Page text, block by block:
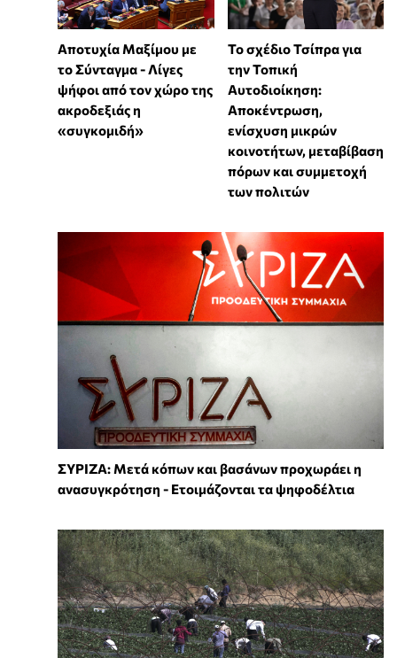
Αποτυχία Μαξίμου με
το Σύνταγμα - Λίγες
ψήφοι από τον χώρο της
ακροδεξιάς η
«συγκομιδή»
Το σχέδιο Τσίπρα για
την Τοπική
Αυτοδιοίκηση:
Αποκέντρωση,
ενίσχυση μικρών
κοινοτήτων, μεταβίβαση
πόρων και συμμετοχή
των πολιτών
ΣΥΡΙΖΑ: Μετά κόπων και βασάνων προχωράει η
ανασυγκρότηση - Ετοιμάζονται τα ψηφοδέλτια